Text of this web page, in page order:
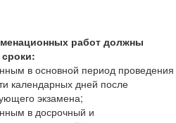
работ должны
в основной период проведения
календарных дней после
экзамена;
в досрочный и